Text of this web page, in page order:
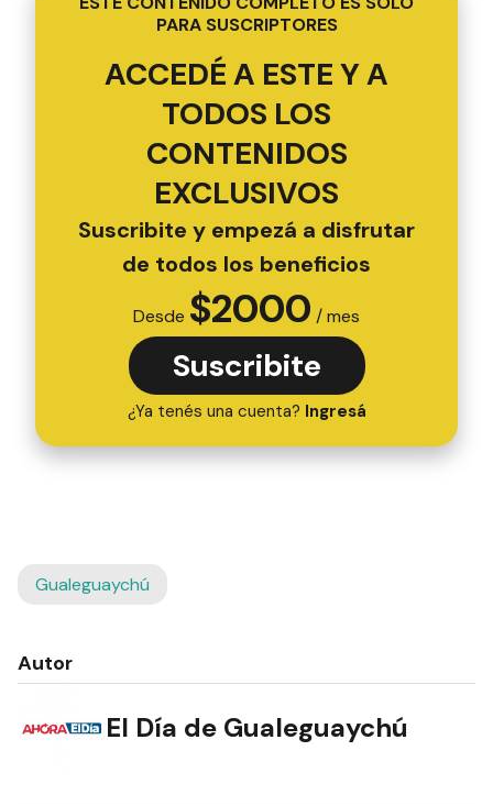
PARA SUSCRIPTORES
ACCEDÉ A ESTE Y A
TODOS LOS
CONTENIDOS
EXCLUSIVOS
Suscribite y empezá a disfrutar
de todos los beneficios
Desde $2000 / mes
Suscribite
¿Ya tenés una cuenta? Ingresá
Gualeguaychú
Autor
El Día de Gualeguaychú